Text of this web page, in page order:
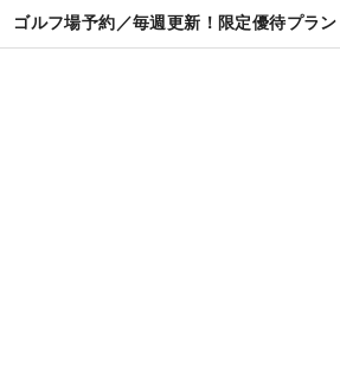
ゴルフ場予約／毎週更新！限定優待プラン